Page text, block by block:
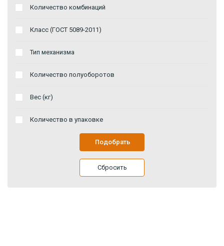
Количество комбинаций
Класс (ГОСТ 5089-2011)
Тип механизма
Количество полуоборотов
Вес (кг)
Количество в упаковке
Подобрать
Сбросить